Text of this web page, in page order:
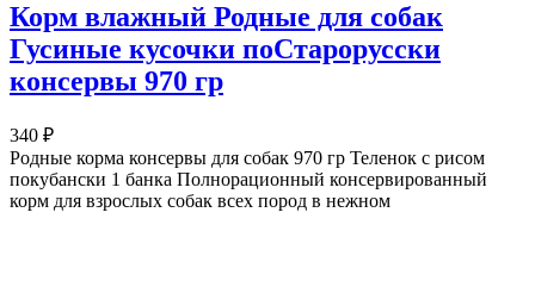
Корм влажный Родные для собак
Гусиные кусочки поСтарорусски
консервы 970 гр
340 ₽
Родные корма консервы для собак 970 гр Теленок с рисом
покубански 1 банка Полнорационный консервированный
корм для взрослых собак всех пород в нежном